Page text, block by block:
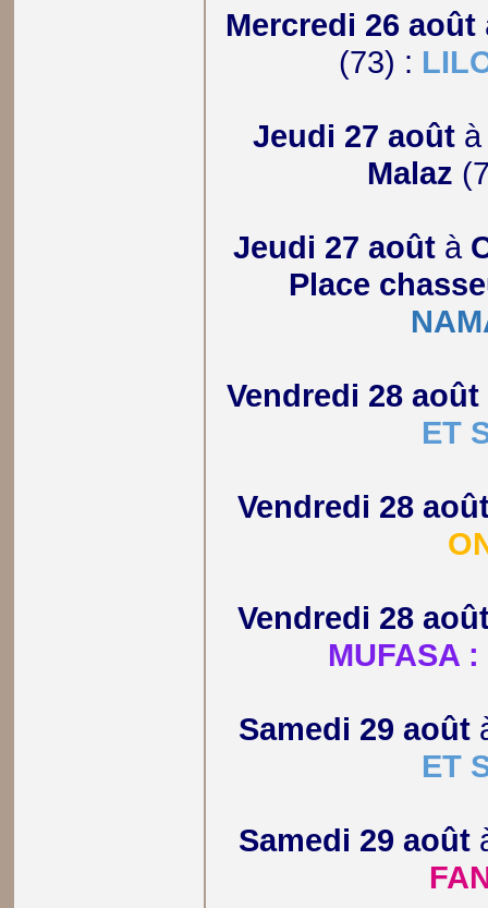
Mercredi 26 août
(73) :
Jeudi 27 août
Malaz
Jeudi 27 aoûtà
Place
Vendredi 28 août
ET
Vendredi 28
Vendredi 28
MUFASA
Samedi 29 août
ET
Samedi 29 août